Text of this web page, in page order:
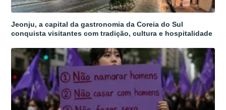
Jeonju, a capital da gastronomia da Coreia do Sul
conquista visitantes com tradição, cultura e hospitalidade